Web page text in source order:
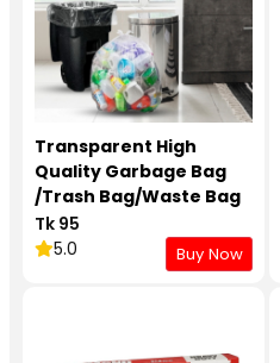
Transparent High
Quality Garbage Bag
/Trash Bag/Waste Bag
(24" X18")(25pcs)
Tk 95
5.0
Buy Now